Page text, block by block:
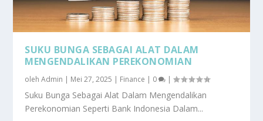
SUKU BUNGA SEBAGAI ALAT DALAM
MENGENDALIKAN PEREKONOMIAN
olehAdmin | Mei 27, 2025 | Finance | 0 |
Suku Bunga Sebagai Alat Dalam Mengendalikan
Perekonomian Seperti Bank Indonesia Dalam...